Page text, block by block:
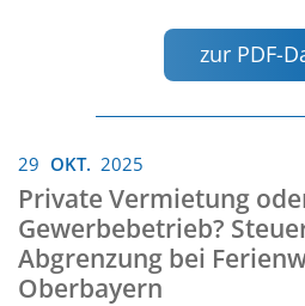
zur PDF-
29 OKT. 2025
Private Vermietung
Gewerbebetrieb?
Abgrenzung bei
Oberbayern